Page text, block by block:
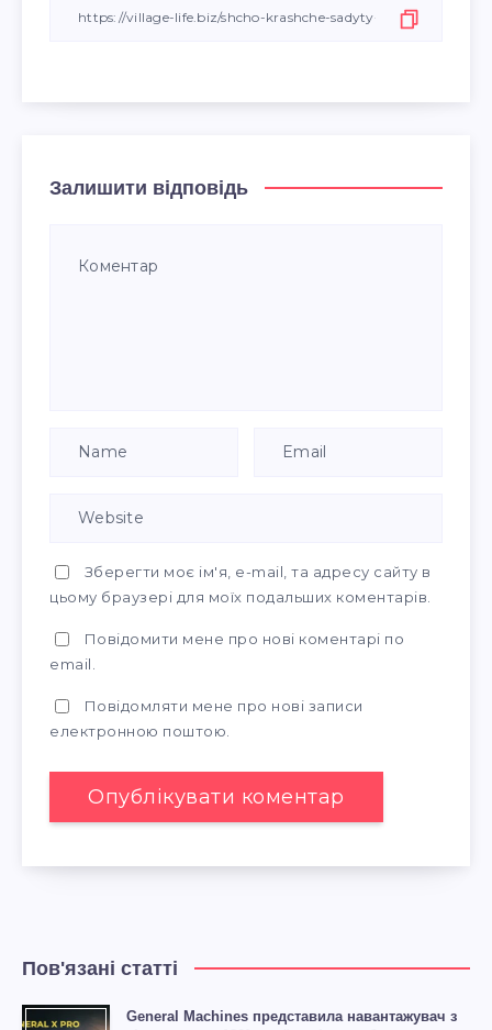
Залишити відповідь
Зберегти моє ім'я, e-mail, та адресу сайту в
цьому браузері для моїх подальших коментарів.
Повідомити мене про нові коментарі по
email.
Повідомляти мене про нові записи
електронною поштою.
Пов'язані статті
General Machines представила навантажувач з